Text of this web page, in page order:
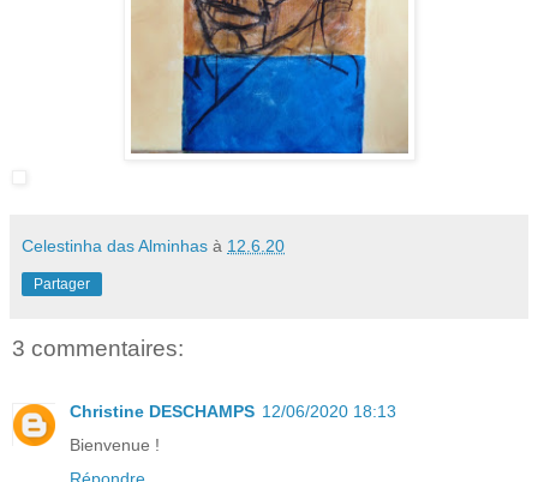
Celestinha das Alminhas à 12.6.20
Partager
3 commentaires:
Christine DESCHAMPS 12/06/2020 18:13
Bienvenue !
Répondre